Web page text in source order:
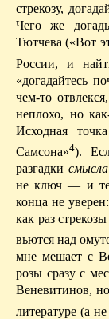
стрекозу,
Чего же
Тютчева («Вот
России, и
«догадайтесь
чем-то
неплохо, но
Исходная
Самсона»4).
разгадкисмысла
не ключ — и
конца не
как раз
вьются над
мне мешает с
розы сразу с
Веневитинов,
литературе (а